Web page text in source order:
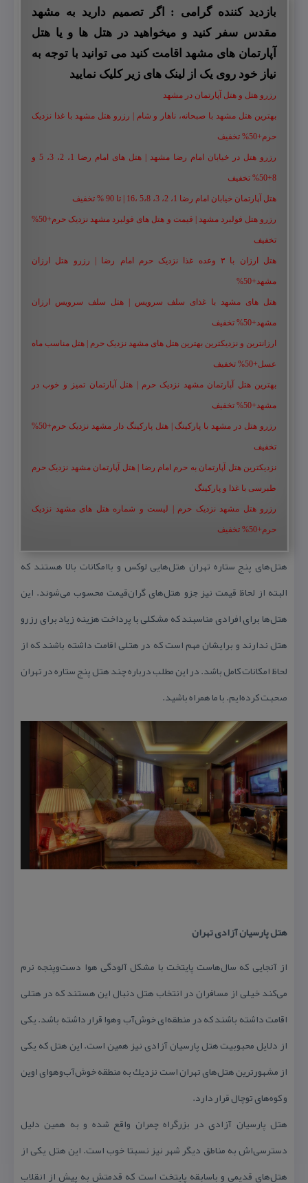
بازدید کننده گرامی : اگر تصمیم دارید به مشهد
مقدس سفر کنید و میخواهید در هتل ها و یا هتل
آپارتمان های مشهد اقامت کنید می توانید با توجه به
نیاز خود روی یک از لینک های زیر کلیک نمایید
رزرو هتل و هتل آپارتمان در مشهد
بهترین هتل مشهد با صبحانه، ناهار و شام | رزرو هتل مشهد با غذا نزدیک
حرم+50% تخفیف
رزرو هتل در خیابان امام رضا مشهد | هتل‌ های امام رضا 1، 2، 3، 5 و
8+50% تخفیف
هتل آپارتمان خیابان امام رضا 1، 2، 3، 5،8 ،16 | تا 90 % تخفیف
رزرو هتل فولبرد مشهد | قیمت و هتل های فولبرد مشهد نزدیک حرم+50%
تخفیف
هتل ارزان با ۳ وعده غذا نزدیک حرم امام رضا | رزرو هتل ارزان
مشهد+50%
هتل های مشهد با غذای سلف سرویس | هتل سلف سرویس ارزان
مشهد+50% تخفیف
ارزانترین و نزدیکترین بهترین هتل های مشهد نزدیک حرم | هتل مناسب ماه
عسل+50% تخفیف
بهترین هتل آپارتمان مشهد نزدیک حرم | هتل آپارتمان تمیز و خوب در
مشهد+50% تخفیف
رزرو هتل در مشهد با پارکینگ | هتل پارکینگ دار مشهد نزدیک حرم+50%
تخفیف
نزدیکترین هتل آپارتمان به حرم امام رضا | هتل آپارتمان مشهد نزدیک حرم
طبرسی با غذا و پارکینگ
رزرو هتل مشهد نزدیک حرم | لیست و شماره هتل های مشهد نزدیک
حرم+50% تخفیف
هتل‌های پنج ستاره تهران هتل‌هایی لوكس و باامكانات بالا هستند كه
البته از لحاظ قیمت نیز جزو هتل‌های گران‌قیمت محسوب می‌شوند. این
هتل‌ها برای افرادی مناسبند كه مشكلی با پرداخت هزینه زیاد برای رزرو
هتل ندارند و برایشان مهم است كه در هتلی اقامت داشته باشند كه از
لحاظ امكانات كامل باشد. در این مطلب درباره چند هتل پنج ستاره در تهران
صحبت‌ كرده‌ایم. با ما همراه باشید.
هتل پارسیان آزادی تهران
از آنجایی كه سال‌هاست پایتخت با مشكل آلودگی هوا دست‌وپنجه نرم
می‌كند خیلی از مسافران در انتخاب هتل دنبال این هستند كه در هتلی
اقامت داشته باشند كه در منطقه‌ای خوش‌آب وهوا قرار داشته باشد. یكی
از دلایل محبوبیت هتل پارسیان آزادی نیز همین است. این هتل كه یكی
از مشهورترین هتل‌های تهران است نزدیك به منطقه خوش‌آب‌وهوای اوین
و كوه‌های توچال قرار دارد.
هتل پارسیان آزادی در بزرگراه چمران واقع شده و به همین دلیل
دسترسی‌اش به مناطق دیگر شهر نیز نسبتا خوب است. این هتل یكی از
هتل‌های قدیمی و باسابقه پایتخت است كه قدمتش به پیش از انقلاب